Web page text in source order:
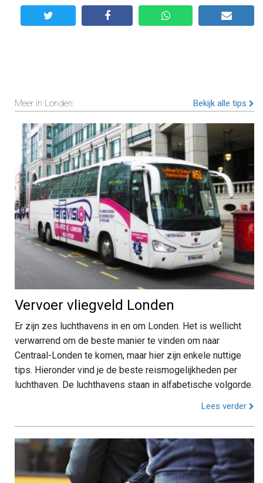
Meer in Londen Bekijk alle tips
Vervoer vliegveld Londen
Er zijn zes luchthavens in en om Londen. Het is wellicht
verwarrend om de beste manier te vinden om naar
Centraal-Londen te komen, maar hier zijn enkele nuttige
tips. Hieronder vind je de beste reismogelijkheden per
luchthaven. De luchthavens staan in alfabetische volgorde.
Lees verder